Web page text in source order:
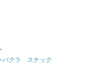
バクラ スナック